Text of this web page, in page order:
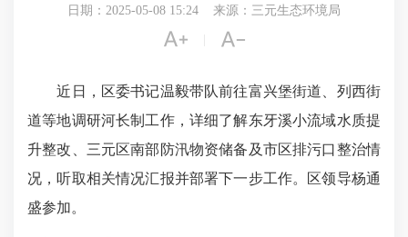
日期：2025-05-08 15:24 来源：三元生态环境局
 
近日，区委书记温毅带队前往富兴堡街道、列西街
道等地调研河长制工作，详细了解东牙溪小流域水质提
升整改、三元区南部防汛物资储备及市区排污口整治情
况，听取相关情况汇报并部署下一步工作。区领导杨通
盛参加。